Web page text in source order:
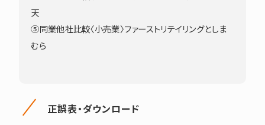
天
⑤同業他社比較〈小売業〉ファーストリテイリングとしま
むら
正誤表・ダウンロード